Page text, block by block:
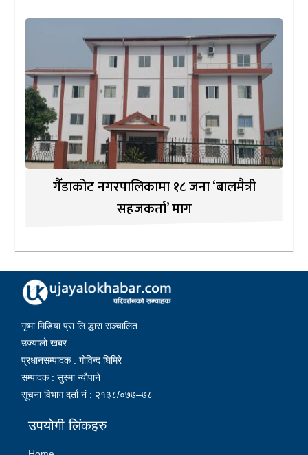
गैँडाकोट नगरपालिकामा १८ जना ‘बालमैत्री
सहजकर्ता’ माग
गृष्मा मिडिया प्रा.लि.द्धारा सञ्चालित
उज्यालो खबर
प्रधानसम्पादक : गोविन्द घिमिरे
सम्पादक : सुस्मा न्यौपाने
सूचना विभाग दर्ता नं : २१३८/०७७–७८
उपयोगी लिंकहरु